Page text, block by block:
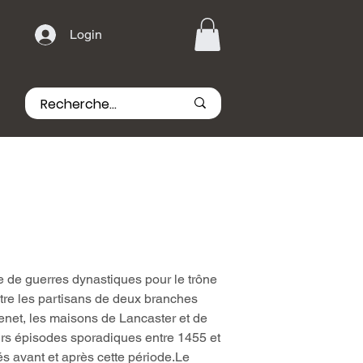
Login
de guerres dynastiques pour le trône
les partisans de deux branches
les maisons de Lancaster et de
épisodes sporadiques entre 1455 et
avant et après cette période.Le